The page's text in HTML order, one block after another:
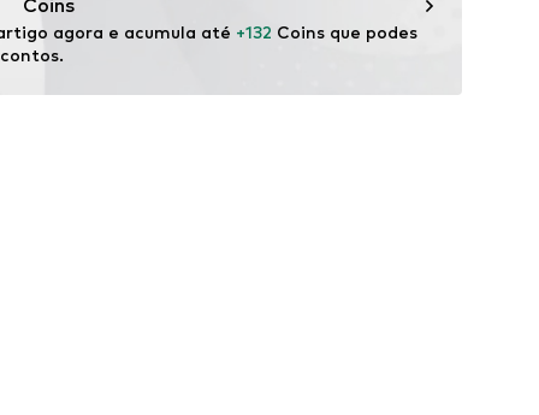
Coins
agora e acumula até +132 Coins que podes